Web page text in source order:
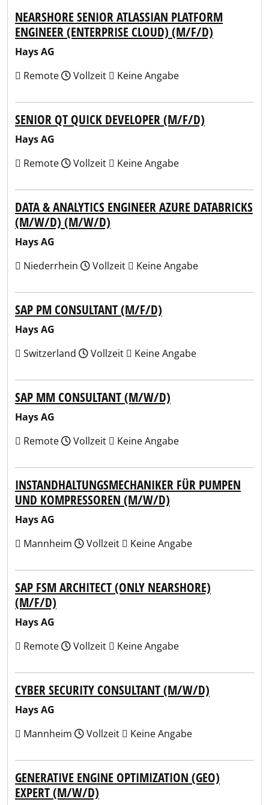
NEARSHORE SENIOR ATLASSIAN PLATFORM
ENGINEER (ENTERPRISE CLOUD) (M/F/D)
Hays AG
Remote
Vollzeit Keine Angabe
SENIOR QT QUICK DEVELOPER (M/F/D)
Hays AG
Remote
Vollzeit Keine Angabe
DATA & ANALYTICS ENGINEER AZURE DATABRICKS
(M/W/D) (M/W/D)
Hays AG
Niederrhein
Vollzeit Keine Angabe
SAP PM CONSULTANT (M/F/D)
Hays AG
Switzerland
Vollzeit Keine Angabe
SAP MM CONSULTANT (M/W/D)
Hays AG
Remote
Vollzeit Keine Angabe
INSTANDHALTUNGSMECHANIKER FÜR PUMPEN
UND KOMPRESSOREN (M/W/D)
Hays AG
Mannheim
Vollzeit Keine Angabe
SAP FSM ARCHITECT (ONLY NEARSHORE)
(M/F/D)
Hays AG
Remote
Vollzeit Keine Angabe
CYBER SECURITY CONSULTANT (M/W/D)
Hays AG
Mannheim
Vollzeit Keine Angabe
GENERATIVE ENGINE OPTIMIZATION (GEO)
EXPERT (M/W/D)